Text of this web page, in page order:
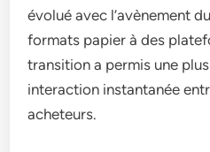
évolué avec l’avènement
formats papier à des
transition a permis une
interaction instantanée
acheteurs.